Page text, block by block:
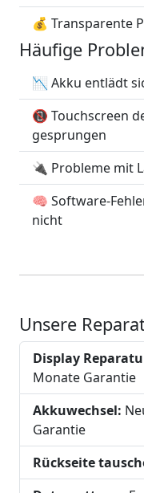
💰 Transparente
Häufige
📉 Akku entlädt
📵 Touchscreen
gesprungen
🔌 Probleme mit
🧠 Software-
nicht
Unsere
Display
Monate Garantie
Akkuwechsel:
Garantie
Rückseite